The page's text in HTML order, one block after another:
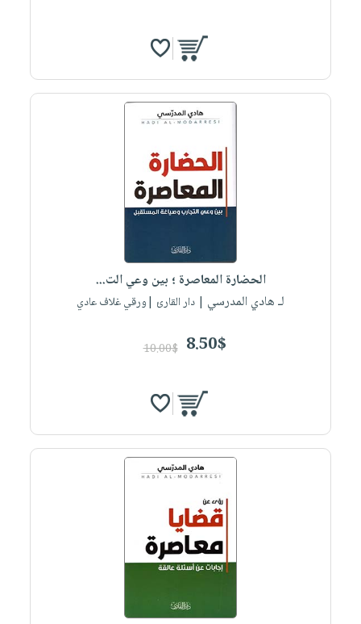
الحضارة المعاصرة ؛ بين وعي الت...
لـ هادي المدرسي | دار القارئ |ورقي غلاف عادي
8.50$
10.00$